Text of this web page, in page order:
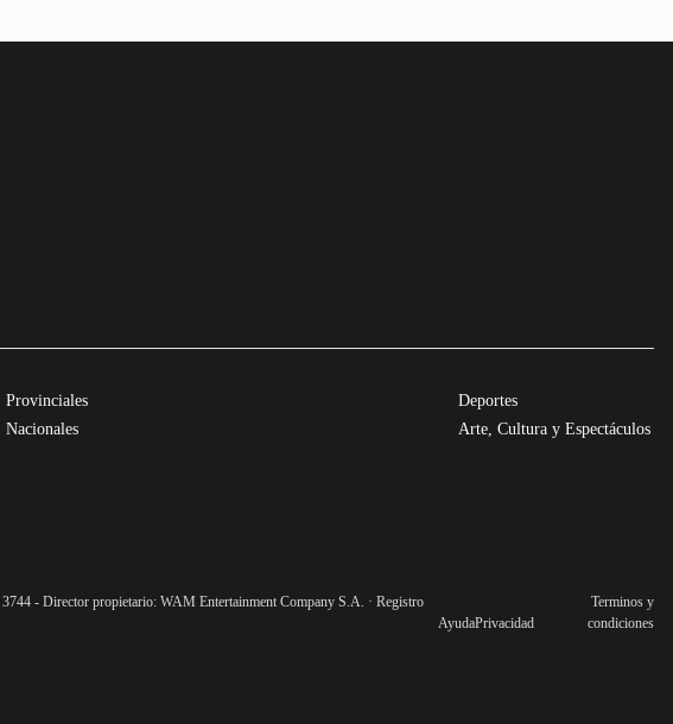
Provinciales
Nacionales
Deportes
Arte, Cultura y Espectáculos
3744 - Director propietario: WAM Entertainment Company S.A. · Registro
AyudaPrivacidad
Terminos y
condiciones